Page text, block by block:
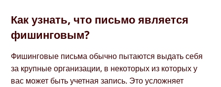
Как узнать, что письмо является
фишинговым?
Фишинговые письма обычно пытаются выдать себя
за крупные организации, в некоторых из которых у
вас может быть учетная запись. Это усложняет